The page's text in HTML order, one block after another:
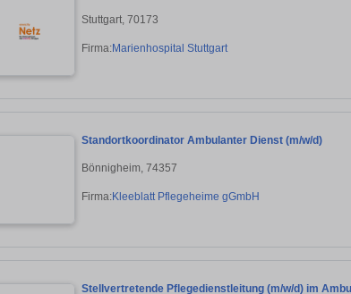
Stuttgart, 70173
Firma:Marienhospital Stuttgart
Standortkoordinator Ambulanter Dienst (m/w/d)
Bönnigheim, 74357
Firma:Kleeblatt Pflegeheime gGmbH
Stellvertretende Pflegedienstleitung (m/w/d) im